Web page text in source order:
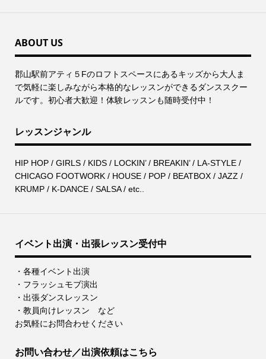
ABOUT US
郡⼭駅前アティ５Fのロフトスペースにあるキッズから⼤⼈ま
で気軽に楽しみながら本格的なレッスンができるダンススクー
ルです。初心者大歓迎！体験レッスンも随時受付中！
レッスンジャンル
HIP HOP / GIRLS / KIDS / LOCKIN’ / BREAKIN’ / LA-STYLE /
CHICAGO FOOTWORK / HOUSE / POP / BEATBOX / JAZZ /
KRUMP / K-DANCE / SALSA / etc..
イベント出演・出張レッスン受付中
・各種イベント出演
・フラッシュモブ演出
・出張ダンスレッスン
・教員向けレッスン など
お気軽にお問合わせください
お問い合わせ／出演依頼はこちら